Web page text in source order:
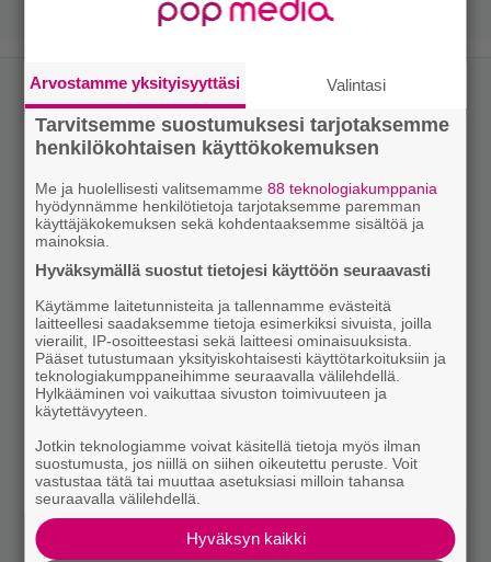
Arvostamme yksityisyyttäsi Valintasi
Tarvitsemme suostumuksesi tarjotaksemme
henkilökohtaisen käyttökokemuksen
Me ja huolellisesti valitsemamme88 teknologiakumppania
hyödynnämme henkilötietoja tarjotaksemme paremman
käyttäjäkokemuksen sekä kohdentaaksemme sisältöä ja
mainoksia.
Hyväksymällä suostut tietojesi käyttöön seuraavasti
Käytämme laitetunnisteita ja tallennamme evästeitä
laitteellesi saadaksemme tietoja esimerkiksi sivuista, joilla
vierailit, IP-osoitteestasi sekä laitteesi ominaisuuksista.
Pääset tutustumaan yksityiskohtaisesti käyttötarkoituksiin ja
teknologiakumppaneihimme seuraavalla välilehdellä.
Hylkääminen voi vaikuttaa sivuston toimivuuteen ja
käytettävyyteen.
Jotkin teknologiamme voivat käsitellä tietoja myös ilman
suostumusta, jos niillä on siihen oikeutettu peruste. Voit
vastustaa tätä tai muuttaa asetuksiasi milloin tahansa
seuraavalla välilehdellä.
Hyväksyn kaikki